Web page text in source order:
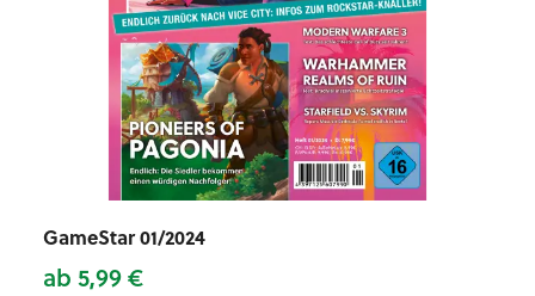
GameStar 01/2024
ab 5,99 €